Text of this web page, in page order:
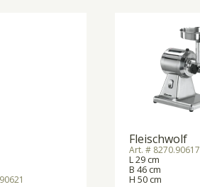
Fleischwolf
Art. # 8270.90617
L 29 cm
B 46 cm
H 50 cm